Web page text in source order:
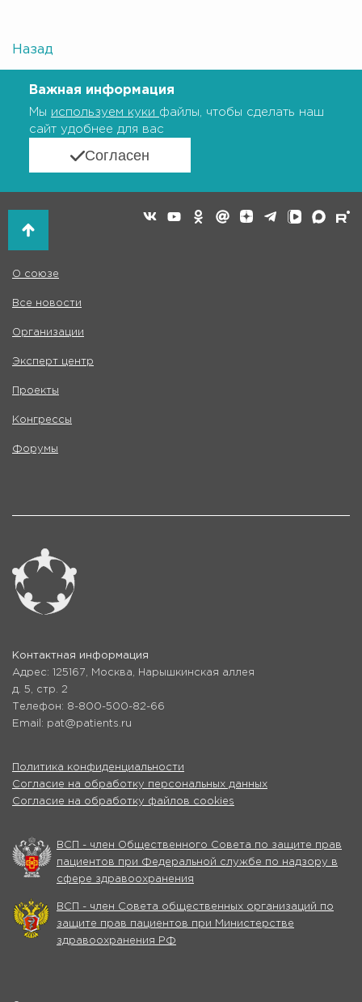
Назад
Важная информация
Мы используем куки файлы, чтобы сделать наш
сайт удобнее для вас
Согласен
О союзе
Все новости
Организации
Эксперт центр
Проекты
Конгрессы
Форумы
Контактная информация
Адрес: 125167, Москва, Нарышкинская аллея
д. 5, стр. 2
Телефон: 8-800-500-82-66
Email: pat@patients.ru
Политика конфиденциальности
Согласие на обработку персональных данных
Согласие на обработку файлов cookies
ВСП - член Общественного Совета по защите прав
пациентов при Федеральной службе по надзору в
сфере здравоохранения
ВСП - член Совета общественных организаций по
защите прав пациентов при Министерстве
здравоохранения РФ